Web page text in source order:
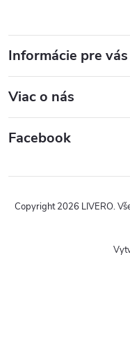
Informácie pre vás
Viac o nás
Facebook
Copyright 2026 LIVERO.